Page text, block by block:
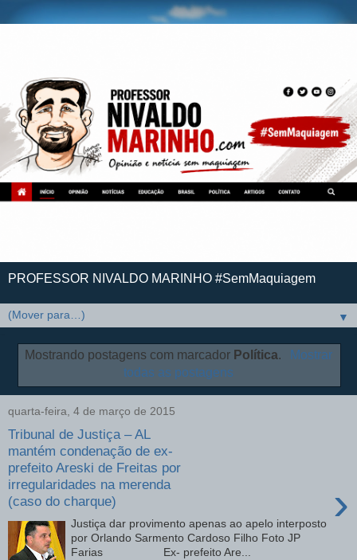
PROFESSOR NIVALDO MARINHO #SemMaquiagem
▼
Mostrando postagens com marcador Política.
Mostrar
todas as postagens
quarta-feira, 4 de março de 2015
Tribunal de Justiça – AL
mantém condenação de ex-
prefeito Areski de Freitas por
irregularidades na merenda
(caso do charque)
›
Justiça dar provimento apenas ao apelo interposto
por Orlando Sarmento Cardoso Filho Foto JP
Farias Ex- prefeito Are...